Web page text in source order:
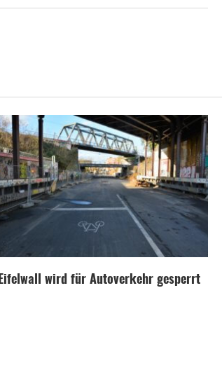
Eifelwall wird für Autoverkehr gesperrt